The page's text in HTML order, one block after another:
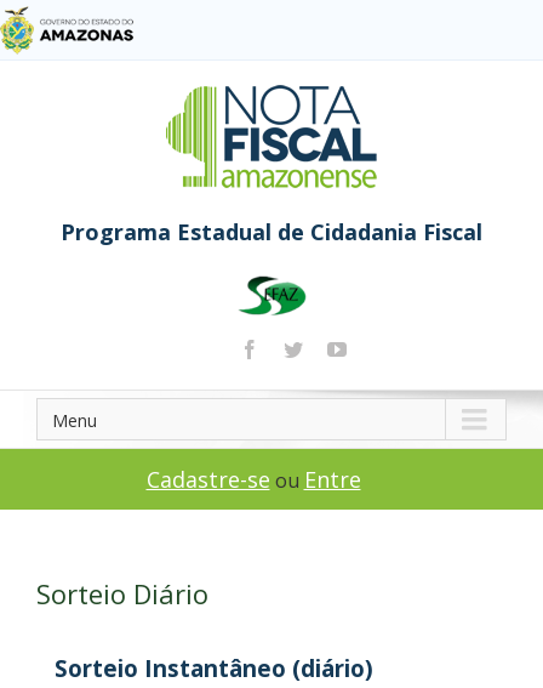
Programa Estadual de Cidadania Fiscal
Menu
Cadastre-se ou Entre
Sorteio Diário
Sorteio Instantâneo (diário)